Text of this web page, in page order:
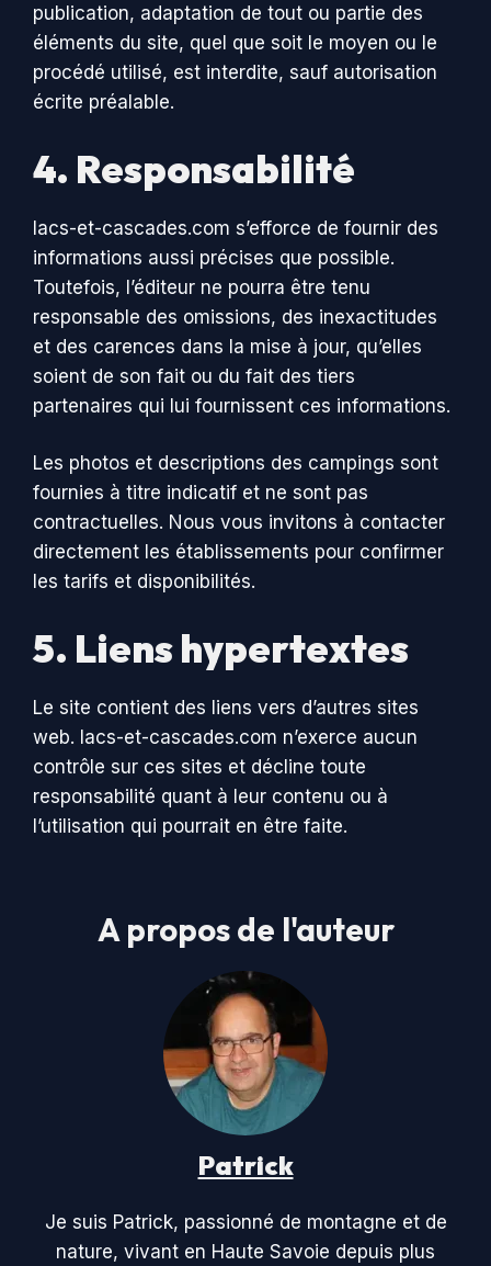
publication, adaptation de tout ou partie des
éléments du site, quel que soit le moyen ou le
procédé utilisé, est interdite, sauf autorisation
écrite préalable.
4. Responsabilité
lacs-et-cascades.com s’efforce de fournir des
informations aussi précises que possible.
Toutefois, l’éditeur ne pourra être tenu
responsable des omissions, des inexactitudes
et des carences dans la mise à jour, qu’elles
soient de son fait ou du fait des tiers
partenaires qui lui fournissent ces informations.
Les photos et descriptions des campings sont
fournies à titre indicatif et ne sont pas
contractuelles. Nous vous invitons à contacter
directement les établissements pour confirmer
les tarifs et disponibilités.
5. Liens hypertextes
Le site contient des liens vers d’autres sites
web. lacs-et-cascades.com n’exerce aucun
contrôle sur ces sites et décline toute
responsabilité quant à leur contenu ou à
l’utilisation qui pourrait en être faite.
A propos de l'auteur
Patrick
Je suis Patrick, passionné de montagne et de
nature, vivant en Haute Savoie depuis plus